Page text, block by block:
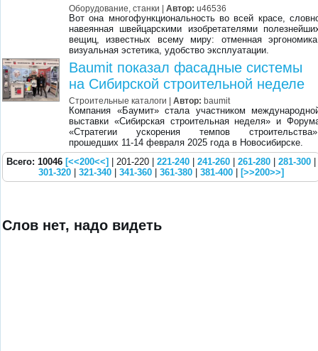
Оборудование, станки |Автор: u46536
Вот она многофункциональность во всей красе,
навеянная швейцарскими изобретателями
вещиц, известных всему миру: отменная
визуальная эстетика, удобство эксплуатации.
Baumit показал фасадные системы
на Сибирской строительной неделе
Строительные каталоги |Автор: baumit
Компания «Баумит» стала участником
выставки «Сибирская строительная неделя» и
«Стратегии ускорения темпов
прошедших 11-14 февраля 2025 года в Новосибирске.
Всего: 10046 [<<200<<] | 201-220 | 221-240 241-260 261-280 281-300
301-320
321-340 341-360 361-380 381-400 [>>200>>]
Слов нет, надо видеть